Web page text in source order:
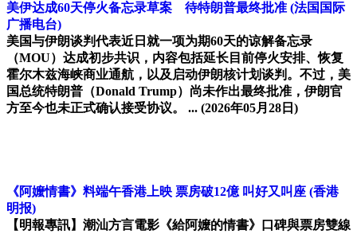
美伊达成60天停火备忘录草案 待特朗普最终批准 (法国国际
广播电台)
美国与伊朗谈判代表近日就一项为期60天的谅解备忘录
（MOU）达成初步共识，内容包括延长目前停火安排、恢复
霍尔木兹海峡商业通航，以及启动伊朗核计划谈判。不过，美
国总统特朗普（Donald Trump）尚未作出最终批准，伊朗官
方至今也未正式确认接受协议。 ... (2026年05月28日)
《阿嬤情書》料端午香港上映 票房破12億 叫好又叫座 (香港
明报)
【明報專訊】潮汕方言電影《給阿嬤的情書》口碑與票房雙線